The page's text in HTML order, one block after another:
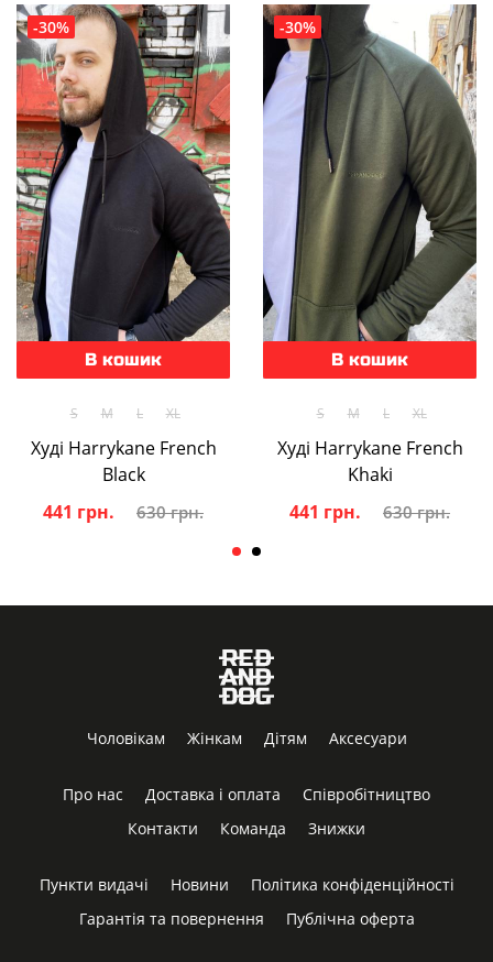
-30%
В кошик
S M L XL
Худі Harrykane French
Black
441 грн.
630 грн.
-30%
В кошик
S M L XL
Худі Harrykane French
Khaki
441 грн.
630 грн.
Чоловікам Жінкам Дітям Аксесуари
Про нас Доставка і оплата
Співробітництво
Контакти
Команда Знижки
Пункти видачі Новини
Політика конфіденційності
Гарантія та повернення
Публічна оферта